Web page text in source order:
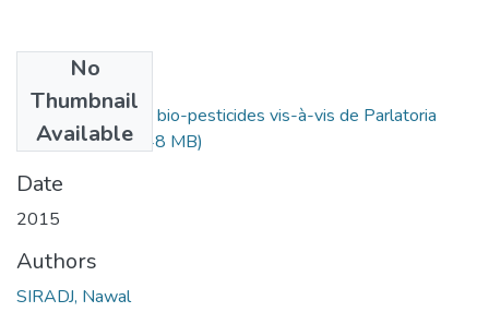
No
Thumbnail
Available
Effet de quelques bio-pesticides vis-à-vis de Parlatoria
blanchardi.pdf(7.48 MB)
Date
2015
Authors
SIRADJ, Nawal